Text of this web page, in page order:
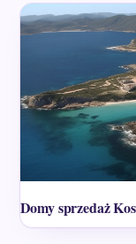
Domy sprzedaż